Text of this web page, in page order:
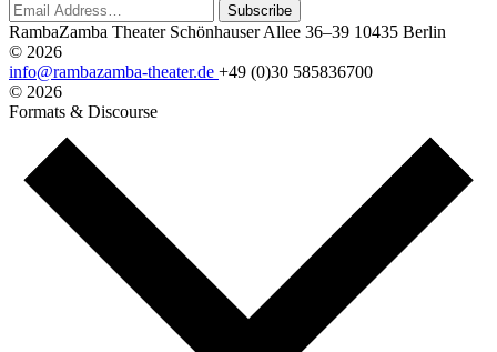
Subscribe
RambaZamba Theater Schönhauser Allee 36–39 10435 Berlin
© 2026
info@rambazamba-theater.de +49 (0)30 585836700
© 2026
Formats & Discourse